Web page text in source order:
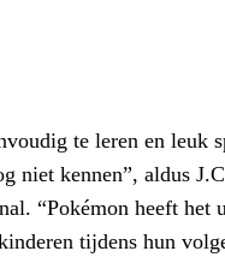
te leren en leuk
niet kennen”, aldus
“Pokémon heeft het
tijdens hun